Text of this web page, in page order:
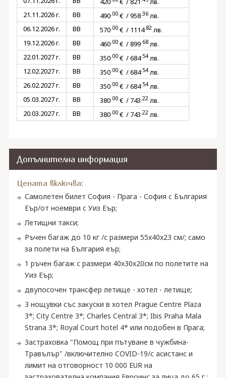
21.11.2026 г.
BB 490.00€ / 958.36лв.
06.12.2026 г.
BB 570.00€ / 1114.82лв.
19.12.2026 г.
BB 460.00€ / 899.68лв.
22.01.2027 г.
BB 350.00€ / 684.54лв.
12.02.2027 г.
BB 350.00€ / 684.54лв.
26.02.2027 г.
BB 350.00€ / 684.54лв.
05.03.2027 г.
BB 380.00€ / 743.22лв.
20.03.2027 г.
BB 380.00€ / 743.22лв.
Допълнителна информация
Цената включва:
Самолетен билет София - Прага - София с България
Еър/от ноември с Уиз Еър;
Летищни такси;
Ръчен багаж до 10 кг /с размери 55x40x23 см/; само
за полети на България еър;
1 ръчен багаж с размери 40х30х20см по полетите на
Уиз Еър;
двупосочен трансфер летище - хотел - летище;
3 нощувки със закуски в хотел Prague Centre Plaza
3*; City Centre 3*; Charles Central 3*; Ibis Praha Mala
Strana 3*; Royal Court hotel 4* или подобен в Прага;
Застраховка "Помощ при пътуване в чужбина-
Травълър" /включително COVID-19/с асистанс и
лимит на отговорност 10 000 EUR на